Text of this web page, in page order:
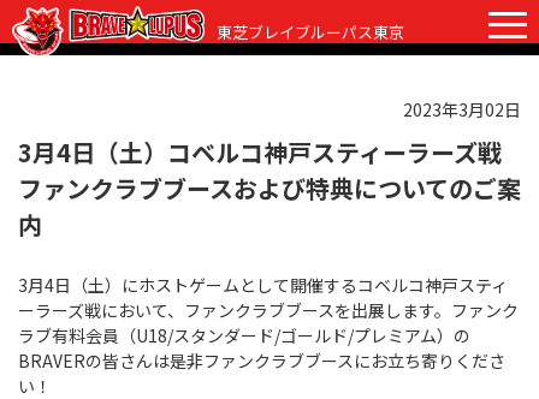
東芝ブレイブルーパス東京
チケット グッズ ファンクラブ 観戦ガイド
観戦ガイド
ラグビーって何？
会場紹介
ニュース
選手・スタッフ
選手
クラブ情報
2023年3月02日
3月4日（土）コベルコ神戸スティーラーズ戦
ファンクラブブースおよび特典についてのご案
内
3月4日（土）にホストゲームとして開催するコベルコ神戸スティ
ーラーズ戦において、ファンクラブブースを出展します。ファンク
ラブ有料会員（U18/スタンダード/ゴールド/プレミアム）の
BRAVERの皆さんは是非ファンクラブブースにお立ち寄りくださ
い！